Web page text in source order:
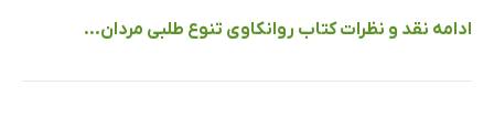
ادامه نقد و نظرات کتاب روانکاوی تنوع طلبی مردان...